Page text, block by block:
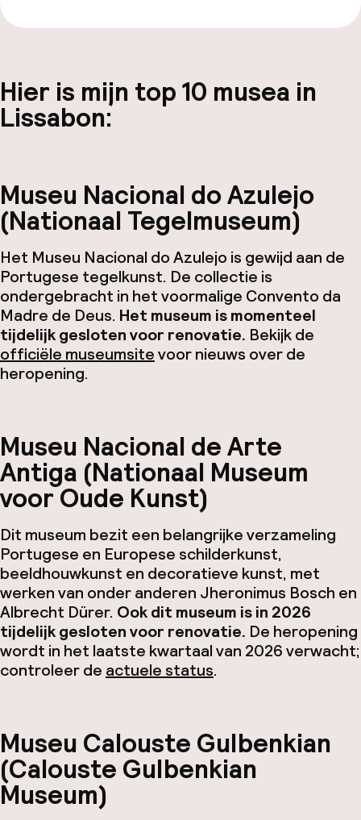
Hier is mijn top 10 musea in
Lissabon:
Museu Nacional do Azulejo
(Nationaal Tegelmuseum)
Het Museu Nacional do Azulejo is gewijd aan de
Portugese tegelkunst. De collectie is
ondergebracht in het voormalige Convento da
Madre de Deus. Het museum is momenteel
tijdelijk gesloten voor renovatie. Bekijk de
officiële museumsitevoor nieuws over de
heropening.
Museu Nacional de Arte
Antiga (Nationaal Museum
voor Oude Kunst)
Dit museum bezit een belangrijke verzameling
Portugese en Europese schilderkunst,
beeldhouwkunst en decoratieve kunst, met
werken van onder anderen Jheronimus Bosch en
Albrecht Dürer. Ook dit museum is in 2026
tijdelijk gesloten voor renovatie. De heropening
wordt in het laatste kwartaal van 2026 verwacht;
controleer de actuele status.
Museu Calouste Gulbenkian
(Calouste Gulbenkian
Museum)